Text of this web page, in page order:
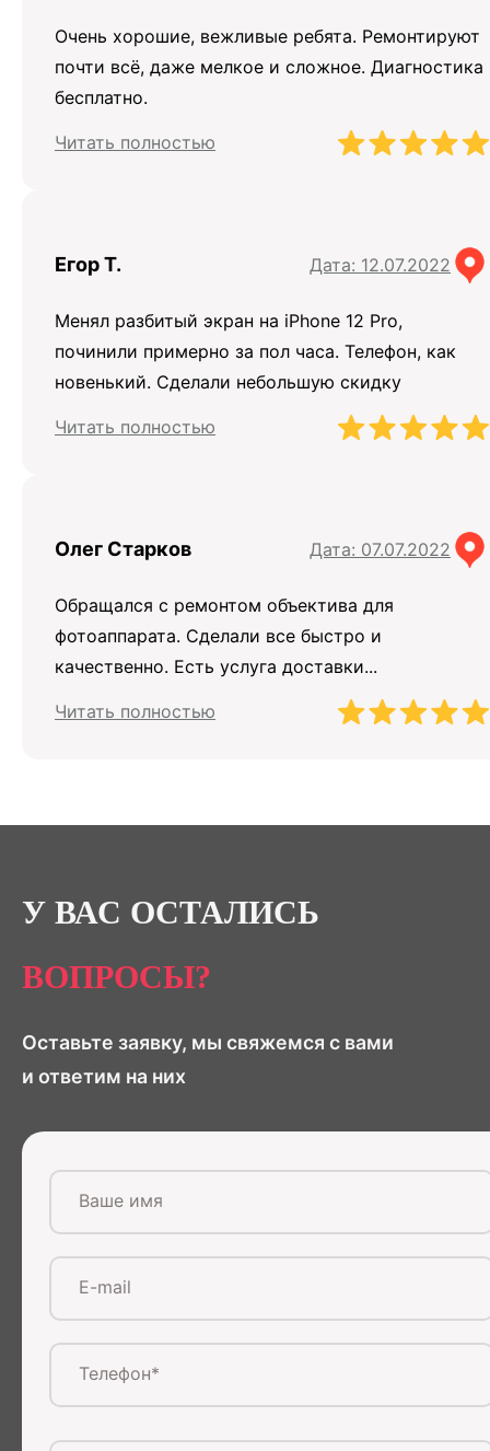
Очень хорошие, вежливые ребята. Ремонтируют
почти всё, даже мелкое и сложное. Диагностика
бесплатно.
Читать полностью
Егор Т. Дата: 12.07.2022
Менял разбитый экран на iPhone 12 Pro,
починили примерно за пол часа. Телефон, как
новенький. Сделали небольшую скидку
Читать полностью
Олег Старков Дата: 07.07.2022
Обращался с ремонтом объектива для
фотоаппарата. Сделали все быстро и
качественно. Есть услуга доставки...
Читать полностью
У ВАС ОСТАЛИСЬ
ВОПРОСЫ?
Оставьте заявку, мы свяжемся с вами
и ответим на них